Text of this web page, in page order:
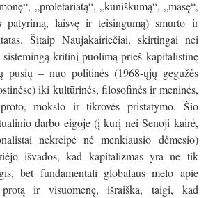
„proletariatą“, „kūniškumą“, „masę“,
patyrimą, laisvę ir teisingumą) smurto ir
Šitaip Naujakairiečiai, skirtingai nei
kritinį puolimą prieš kapitalistinę
pusių – nuo politinės (1968-ųjų gegužės
iki kultūrinės, filosofinės ir meninės,
mokslo ir tikrovės pristatymo. Šio
darbo eigoje (į kurį nei Senoji kairė,
nekreipė nė menkiausio dėmesio)
išvados, kad kapitalizmas yra ne tik
bet fundamentali globalaus melo apie
ir visuomenę, išraiška, taigi, kad